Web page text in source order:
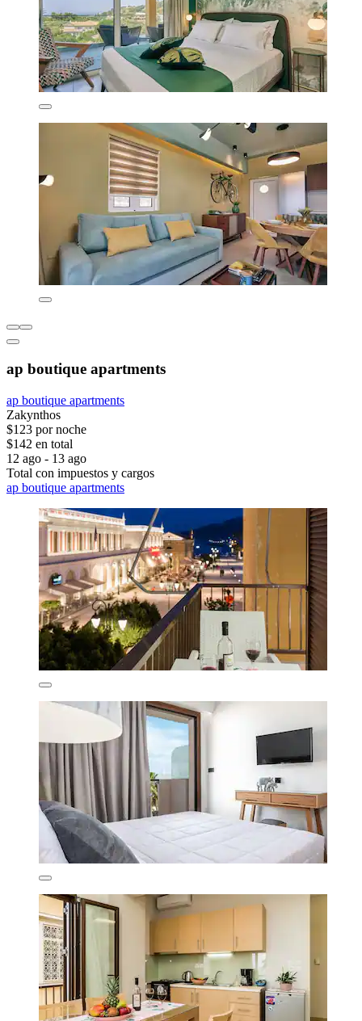
ap boutique apartments
ap boutique apartments
Zakynthos
$123 por noche
$142 en total
12 ago - 13 ago
Total con impuestos y cargos
ap boutique apartments